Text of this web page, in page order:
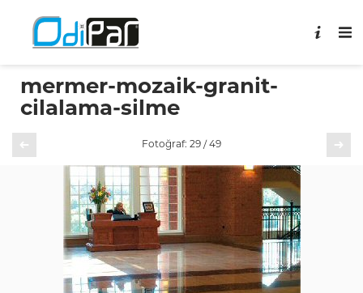
mermer-mozaik-granit-
cilalama-silme
Fotoğraf: 29 / 49